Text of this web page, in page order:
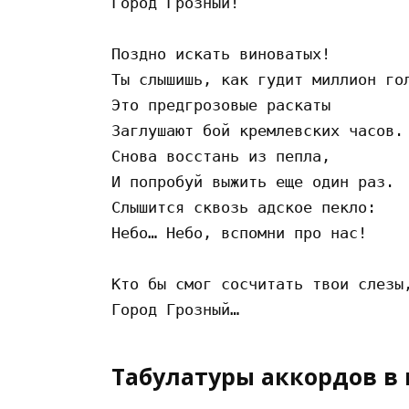
Поздно искать виноватых!
Ты слышишь, как гудит миллион
Это предгрозовые раскаты
Заглушают бой кремлевских часов.
Снова восстань из пепла,
И попробуй выжить еще один раз.
Слышится сквозь адское пекло:
Небо… Небо, вспомни про нас!
Кто бы смог сосчитать твои слезы,
Табулатуры аккордов в